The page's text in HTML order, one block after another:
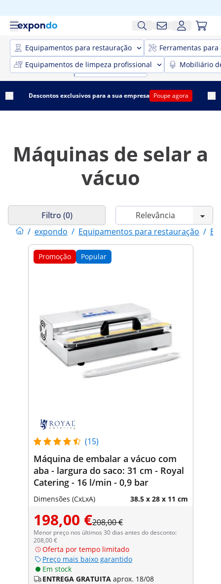
Equipamentos para restauração
Ferramentas para
Equipamentos de limpeza profissional
Mobiliário
Descontos exclusivos para a sua empresa Poupe agora
Máquinas de selar a
vácuo
/ expondo / Equipamentos para restauração /
Filtro (0)
Promoção Popular
(15)
Máquina de embalar a vácuo com
aba - largura do saco: 31 cm - Royal
Catering - 16 l/min - 0,9 bar
Dimensões (CxLxA) 38.5 x 28 x 11 cm
198,00 €208,00 €
Menor preço nos últimos 30 dias antes do desconto:
208,00 €
Oferta por tempo limitado
Preço mais baixo garantido
Em stock
ENTREGA GRATUITA aprox. 18/08